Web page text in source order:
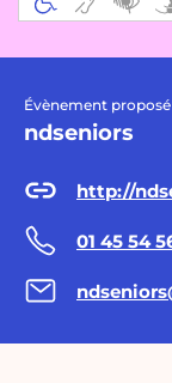
Évènement proposé
ndseniors
http://
01 45 54